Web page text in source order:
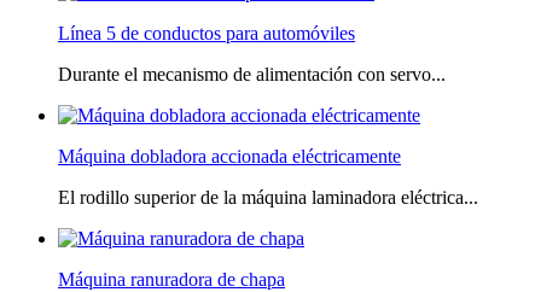
Línea 5 de conductos para automóviles
Durante el mecanismo de alimentación con servo...
Máquina dobladora accionada eléctricamente
El rodillo superior de la máquina laminadora eléctrica...
Máquina ranuradora de chapa